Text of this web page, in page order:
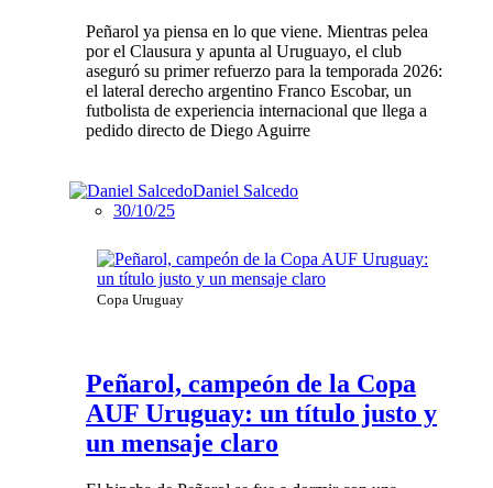
Peñarol ya piensa en lo que viene. Mientras pelea
por el Clausura y apunta al Uruguayo, el club
aseguró su primer refuerzo para la temporada 2026:
el lateral derecho argentino Franco Escobar, un
futbolista de experiencia internacional que llega a
pedido directo de Diego Aguirre
Daniel Salcedo
30/10/25
Copa Uruguay
Peñarol, campeón de la Copa
AUF Uruguay: un título justo y
un mensaje claro